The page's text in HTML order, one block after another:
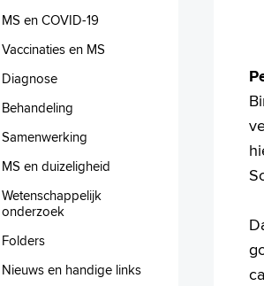
MS en COVID-19
Vaccinaties en MS
Diagnose
Behandeling
Samenwerking
MS en duizeligheid
Wetenschappelijk
onderzoek
Folders
Nieuws en handige links